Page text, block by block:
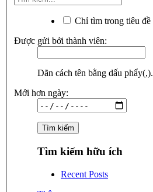
Chỉ tìm trong tiêu đề
Được gửi bởi thành viên:
Dãn cách tên bằng dấu phẩy(,).
Mới hơn ngày:
Tìm kiếm hữu ích
Recent Posts